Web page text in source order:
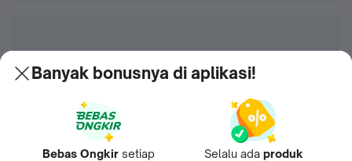
Banyak bonusnya di aplikasi!
Bebas Ongkir setiap
Selalu ada produk